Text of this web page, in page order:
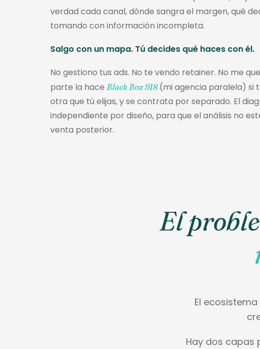
verdad cada canal, dónde sangra el margen, qué
tomando con información incompleta.
Salgo con un mapa. Tú decides qué haces con él.
No gestiono tus ads. No te vendo retainer. No me
parte la haceBlack Box 918(mi agencia paralela) si
otra que tú elijas, y se contrata por separado. El
independiente por diseño, para que el análisis no
venta posterior.
El
El
Hay dos capas